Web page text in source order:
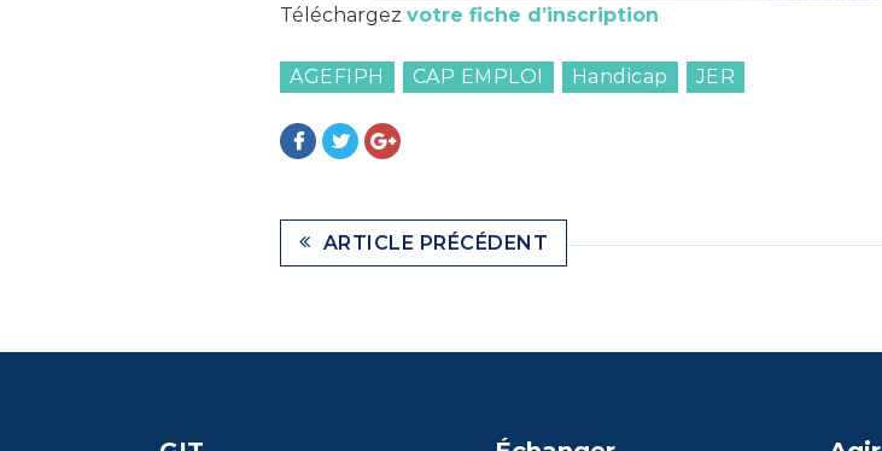
Téléchargez votre fiche d’inscription
AGEFIPH CAP EMPLOI Handicap JER
ARTICLE PRÉCÉDENT